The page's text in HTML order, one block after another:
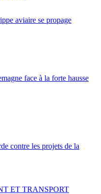
aviaire se propage
face à la forte hausse
contre les projets de la
ET TRANSPORT